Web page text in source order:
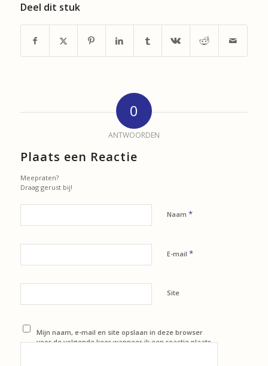
Deel dit stuk
0
ANTWOORDEN
Plaats een Reactie
Meepraten?
Draag gerust bij!
Naam *
E-mail *
Site
Mijn naam, e-mail en site opslaan in deze browser
voor de volgende keer wanneer ik een reactie plaats.